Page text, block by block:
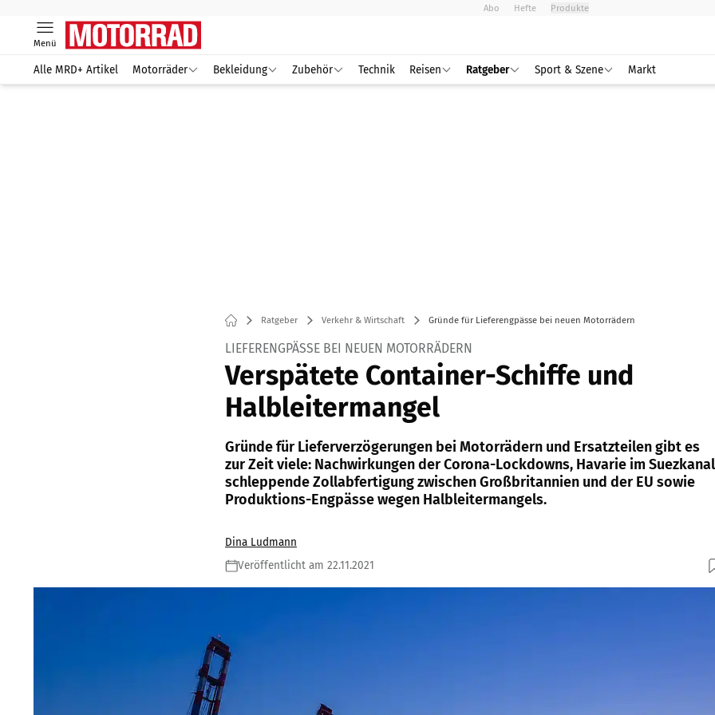
Abo Hefte Produkte
Menü
Alle MRD+ Artikel Motorräder Bekleidung Zubehör Technik Reisen Ratgeber Sport & Szene Markt
Ratgeber Verkehr & Wirtschaft Gründe für Lieferengpässe bei neuen Motorrädern
LIEFERENGPÄSSE BEI NEUEN MOTORRÄDERN
Verspätete Container-Schiffe und
Halbleitermangel
Gründe für Lieferverzögerungen bei Motorrädern und Ersatzteilen gibt es
zur Zeit viele: Nachwirkungen der Corona-Lockdowns, Havarie im
schleppende Zollabfertigung zwischen Großbritannien und der EU sowie
Produktions-Engpässe wegen Halbleitermangels.
Dina Ludmann
Veröffentlicht am 22.11.2021